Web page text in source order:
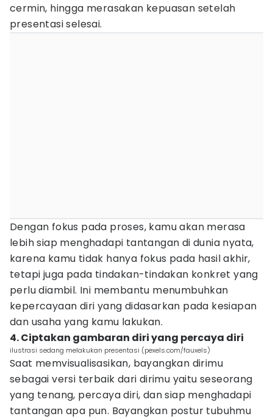
cermin, hingga merasakan kepuasan setelah
presentasi selesai.
Dengan fokus pada proses, kamu akan merasa
lebih siap menghadapi tantangan di dunia nyata,
karena kamu tidak hanya fokus pada hasil akhir,
tetapi juga pada tindakan-tindakan konkret yang
perlu diambil. Ini membantu menumbuhkan
kepercayaan diri yang didasarkan pada kesiapan
dan usaha yang kamu lakukan.
4. Ciptakan gambaran diri yang percaya diri
ilustrasi sedang melakukan presentasi (pexels.com/fauxels)
Saat memvisualisasikan, bayangkan dirimu
sebagai versi terbaik dari dirimu yaitu seseorang
yang tenang, percaya diri, dan siap menghadapi
tantangan apa pun. Bayangkan postur tubuhmu